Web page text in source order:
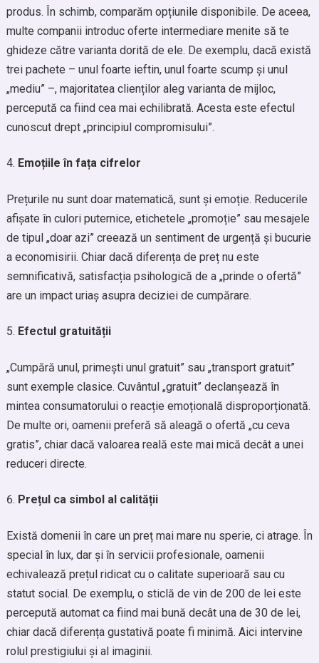
produs. În schimb, comparăm opțiunile disponibile. De aceea,
multe companii introduc oferte intermediare menite să te
ghideze către varianta dorită de ele. De exemplu, dacă există
trei pachete – unul foarte ieftin, unul foarte scump și unul
„mediu” –, majoritatea clienților aleg varianta de mijloc,
percepută ca fiind cea mai echilibrată. Acesta este efectul
cunoscut drept „principiul compromisului”.
Emoțiile în fața cifrelor
Prețurile nu sunt doar matematică, sunt și emoție. Reducerile
afișate în culori puternice, etichetele „promoție” sau mesajele
de tipul „doar azi” creează un sentiment de urgență și bucurie
a economisirii. Chiar dacă diferența de preț nu este
semnificativă, satisfacția psihologică de a „prinde o ofertă”
are un impact uriaș asupra deciziei de cumpărare.
Efectul gratuității
„Cumpără unul, primești unul gratuit” sau „transport gratuit”
sunt exemple clasice. Cuvântul „gratuit” declanșează în
mintea consumatorului o reacție emoțională disproporționată.
De multe ori, oamenii preferă să aleagă o ofertă „cu ceva
gratis”, chiar dacă valoarea reală este mai mică decât a unei
reduceri directe.
Prețul ca simbol al calității
Există domenii în care un preț mai mare nu sperie, ci atrage. În
special în lux, dar și în servicii profesionale, oamenii
echivalează prețul ridicat cu o calitate superioară sau cu
statut social. De exemplu, o sticlă de vin de 200 de lei este
percepută automat ca fiind mai bună decât una de 30 de lei,
chiar dacă diferența gustativă poate fi minimă. Aici intervine
rolul prestigiului și al imaginii.